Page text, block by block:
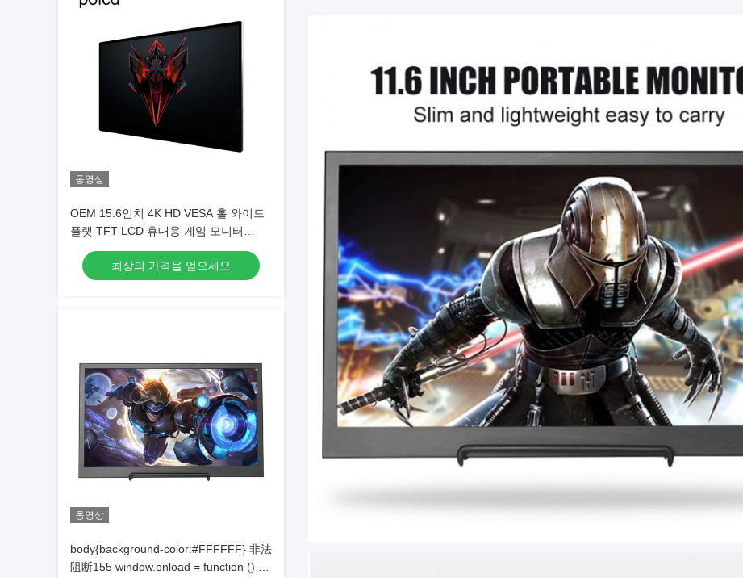
동영상
OEM 15.6인치 4K HD VESA 홀 와이드
플랫 TFT LCD 휴대용 게임 모니터
3840x2160
최상의 가격을 얻으세요
동영상
body{background-color:#FFFFFF} 非法
阻断155 window.onload = function () {